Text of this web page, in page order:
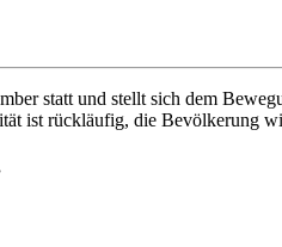
statt und stellt sich dem
ist rückläufig, die Bevölkerung